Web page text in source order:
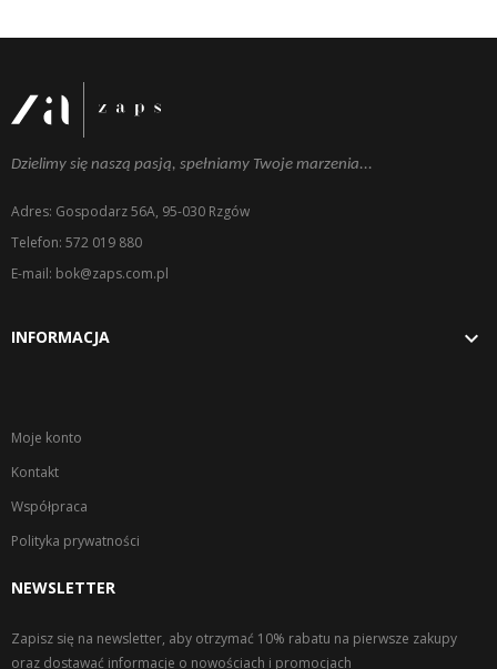
Dzielimy się naszą pasją, spełniamy Twoje marzenia...
Adres: Gospodarz 56A, 95-030 Rzgów
Telefon: 572 019 880
E-mail: bok@zaps.com.pl
INFORMACJA 
Moje konto
Kontakt
Współpraca
Polityka prywatności
NEWSLETTER
Zapisz się na newsletter, aby otrzymać 10% rabatu na pierwsze zakupy
oraz dostawać informacje o nowościach i promocjach